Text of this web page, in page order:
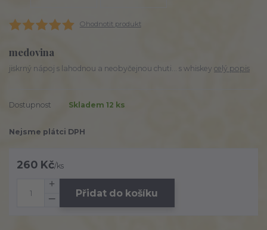
Ohodnotit produkt
medovina
jiskrný nápoj s lahodnou a neobyčejnou chuti... s whiskey celý popis
Dostupnost Skladem 12 ks
Nejsme plátci DPH
260 Kč/ks
Přidat do košíku